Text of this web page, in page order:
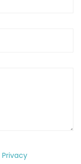
Privacy